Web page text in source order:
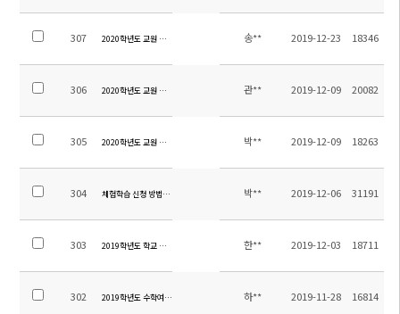
307 2020학년도 교원 추가 초빙 공고(초등담임2명)송** 2019-12-23 18346
306 2020학년도 교원 추가 초빙 공고(중등-과학) 관** 2019-12-09 20082
305 2020학년도 교원 추가 초빙 공고문(중등 과학 1명)
박** 2019-12-09 18263
304 체험학습 신청 방법과 서류 안내 박** 2019-12-06 31191
303 2019학년도 학교 만족도 조사 결과 알림 한** 2019-12-03 18711
302 2019학년도 수학여행 정산내역 하** 2019-11-28 16814